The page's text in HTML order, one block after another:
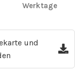
Werktage
und